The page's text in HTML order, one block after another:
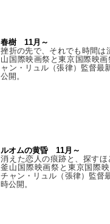
春樹 11月～
挫折の先で、それでも時間
山国際映画祭と東京国際映
ャン・リュル（張律）監督最
公開。
ルオムの黄昏 11月～
消えた恋人の痕跡と、探す
釜山国際映画祭と東京国際映
チャン・リュル（張律）監督
時公開。